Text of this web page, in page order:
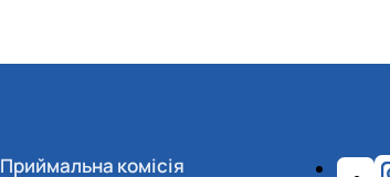
Приймальна комісія